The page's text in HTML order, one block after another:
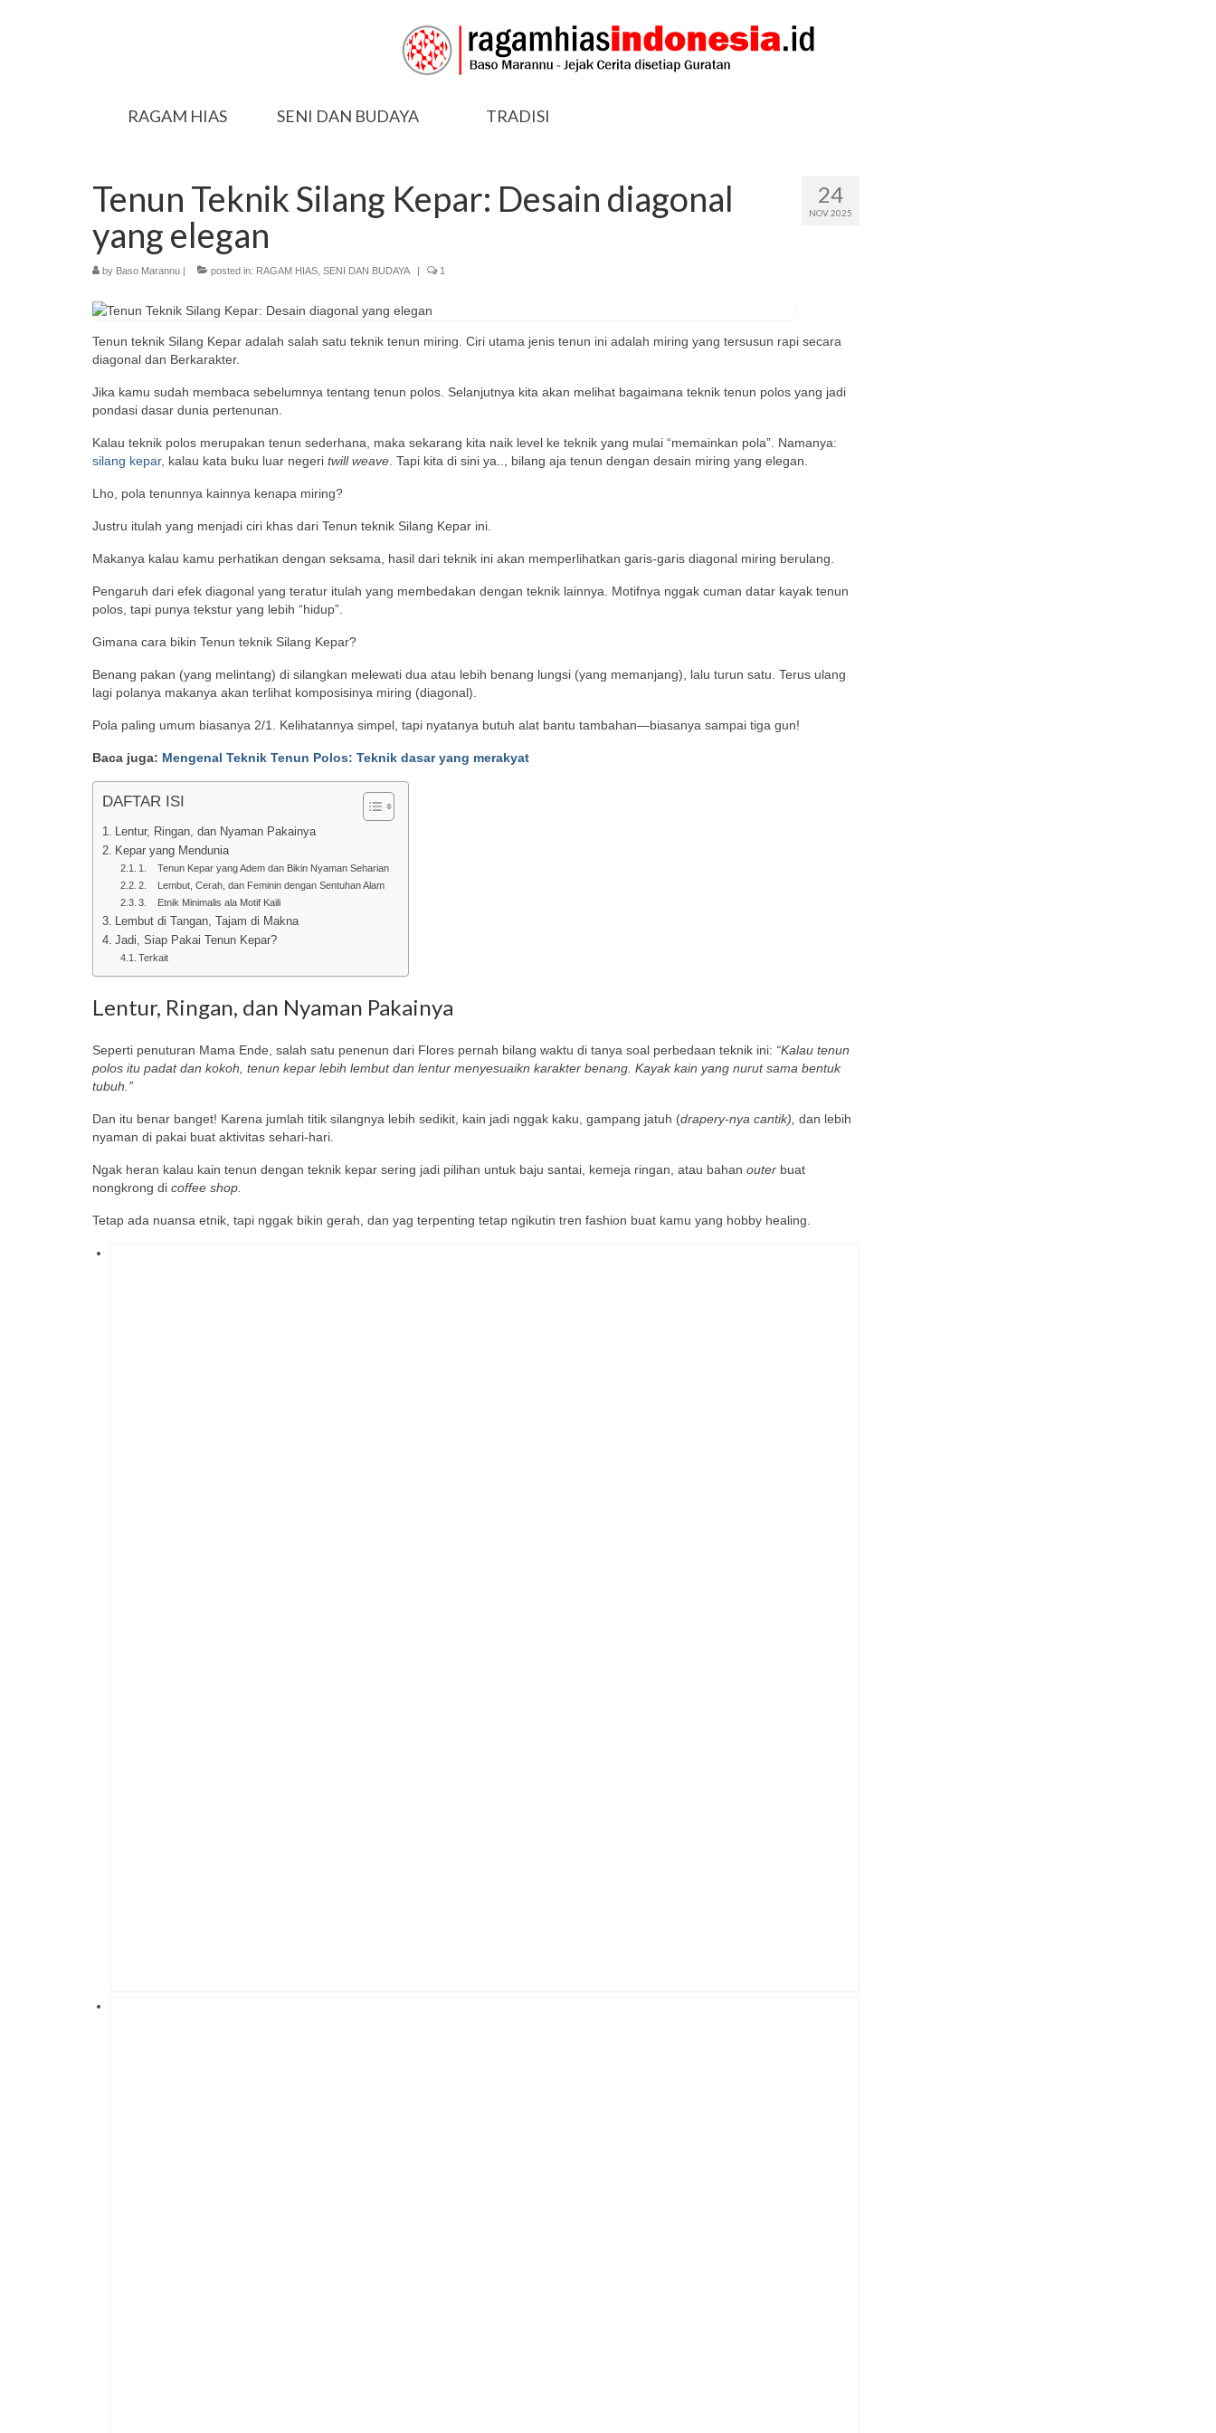
RAGAM HIAS SENI DAN BUDAYA TRADISI
24
NOV 2025
Tenun Teknik Silang Kepar: Desain diagonal
yang elegan
by Baso Marannu | posted in: RAGAM HIAS SENI DAN BUDAYA | 1
Tenun teknik Silang Kepar adalah salah satu teknik tenun miring. Ciri utama jenis tenun ini adalah miring yang tersusun rapi secara
diagonal dan Berkarakter.
Jika kamu sudah membaca sebelumnya tentang tenun polos. Selanjutnya kita akan melihat bagaimana teknik tenun polos yang jadi
pondasi dasar dunia pertenunan.
Kalau teknik polos merupakan tenun sederhana, maka sekarang kita naik level ke teknik yang mulai “memainkan pola”. Namanya:
silang kepar, kalau kata buku luar negeri twill weave . Tapi kita di sini ya.., bilang aja tenun dengan desain miring yang elegan.
Lho, pola tenunnya kainnya kenapa miring?
Justru itulah yang menjadi ciri khas dari Tenun teknik Silang Kepar ini.
Makanya kalau kamu perhatikan dengan seksama, hasil dari teknik ini akan memperlihatkan garis-garis diagonal miring berulang.
Pengaruh dari efek diagonal yang teratur itulah yang membedakan dengan teknik lainnya. Motifnya nggak cuman datar kayak tenun
polos, tapi punya tekstur yang lebih “hidup”.
Gimana cara bikin Tenun teknik Silang Kepar?
Benang pakan (yang melintang) di silangkan melewati dua atau lebih benang lungsi (yang memanjang), lalu turun satu. Terus ulang
lagi polanya makanya akan terlihat komposisinya miring (diagonal).
Pola paling umum biasanya 2/1. Kelihatannya simpel, tapi nyatanya butuh alat bantu tambahan—biasanya sampai tiga gun!
Baca juga: Mengenal Teknik Tenun Polos: Teknik dasar yang merakyat
DAFTAR ISI
Lentur, Ringan, dan Nyaman Pakainya
Kepar yang Mendunia
1. Tenun Kepar yang Adem dan Bikin Nyaman Seharian
2. Lembut, Cerah, dan Feminin dengan Sentuhan Alam
3. Etnik Minimalis ala Motif Kaili
Lembut di Tangan, Tajam di Makna
Jadi, Siap Pakai Tenun Kepar?
Terkait
Lentur, Ringan, dan Nyaman Pakainya
Seperti penuturan Mama Ende, salah satu penenun dari Flores pernah bilang waktu di tanya soal perbedaan teknik ini: “Kalau tenun
polos itu padat dan kokoh, tenun kepar lebih lembut dan lentur menyesuaikn karakter benang. Kayak kain yang nurut sama bentuk
tubuh.”
Dan itu benar banget! Karena jumlah titik silangnya lebih sedikit, kain jadi nggak kaku, gampang jatuh (drapery-nya cantik), dan lebih
nyaman di pakai buat aktivitas sehari-hari.
Ngak heran kalau kain tenun dengan teknik kepar sering jadi pilihan untuk baju santai, kemeja ringan, atau bahan outer buat
nongkrong di coffee shop.
Tetap ada nuansa etnik, tapi nggak bikin gerah, dan yag terpenting tetap ngikutin tren fashion buat kamu yang hobby healing.